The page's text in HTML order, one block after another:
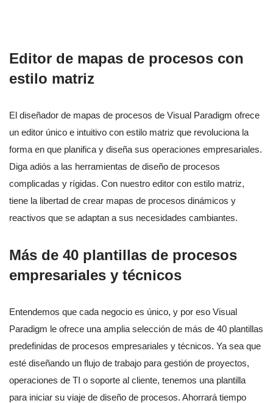
Editor de mapas de procesos con
estilo matriz
El diseñador de mapas de procesos de Visual Paradigm ofrece
un editor único e intuitivo con estilo matriz que revoluciona la
forma en que planifica y diseña sus operaciones empresariales.
Diga adiós a las herramientas de diseño de procesos
complicadas y rígidas. Con nuestro editor con estilo matriz,
tiene la libertad de crear mapas de procesos dinámicos y
reactivos que se adaptan a sus necesidades cambiantes.
Más de 40 plantillas de procesos
empresariales y técnicos
Entendemos que cada negocio es único, y por eso Visual
Paradigm le ofrece una amplia selección de más de 40 plantillas
predefinidas de procesos empresariales y técnicos. Ya sea que
esté diseñando un flujo de trabajo para gestión de proyectos,
operaciones de TI o soporte al cliente, tenemos una plantilla
para iniciar su viaje de diseño de procesos. Ahorrará tiempo